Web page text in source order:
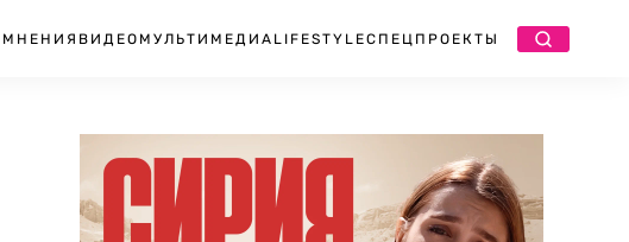
МНЕНИЯ ВИДЕО МУЛЬТИМЕДИА LIFESTYLEСПЕЦПРОЕКТЫ